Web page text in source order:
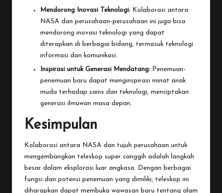
Mendorong Inovasi Teknologi: Kolaborasi antara
NASA dan perusahaan-perusahaan ini juga bisa
mendorong inovasi teknologi yang dapat
diterapkan di berbagai bidang, termasuk teknologi
informasi dan komunikasi.
Inspirasi untuk Generasi Mendatang: Penemuan-
penemuan baru dapat menginspirasi minat anak
muda terhadap sains dan teknologi, menciptakan
generasi ilmuwan masa depan.
Kesimpulan
Kolaborasi antara NASA dan tujuh perusahaan untuk
mengembangkan teleskop super canggih adalah langkah
besar dalam eksplorasi luar angkasa. Dengan berbagai
fungsi dan potensi penemuan yang dimiliki, teleskop ini
diharapkan dapat membuka wawasan baru tentang alam